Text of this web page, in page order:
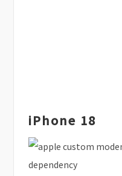
iPhone 18